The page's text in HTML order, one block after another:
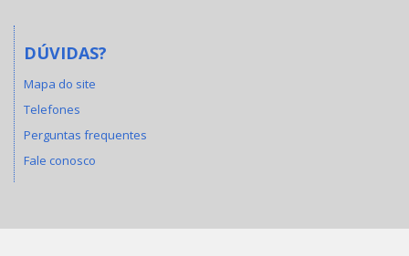
DÚVIDAS?
Mapa do site
Telefones
Perguntas frequentes
Fale conosco